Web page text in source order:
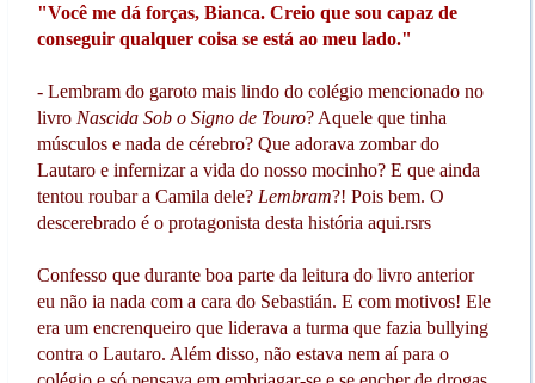
"Você me dá forças, Bianca. Creio que sou capaz de
conseguir qualquer coisa se está ao meu lado."
- Lembram do garoto mais lindo do colégio mencionado no
livro Nascida Sob o Signo de Touro? Aquele que tinha
músculos e nada de cérebro? Que adorava zombar do
Lautaro e infernizar a vida do nosso mocinho? E que ainda
tentou roubar a Camila dele? Lembram?! Pois bem. O
descerebrado é o protagonista desta história aqui.rsrs
Confesso que durante boa parte da leitura do livro anterior
eu não ia nada com a cara do Sebastián. E com motivos! Ele
era um encrenqueiro que liderava a turma que fazia bullying
contra o Lautaro. Além disso, não estava nem aí para o